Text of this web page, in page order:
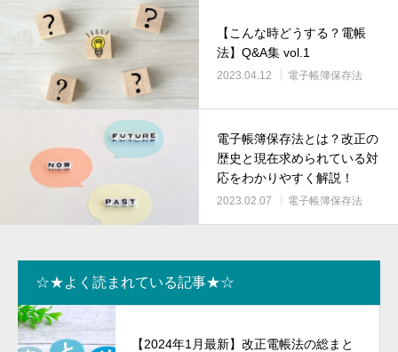
【こんな時どうする？電帳
法】Q&A集 vol.1
2023.04.12 電子帳簿保存法
電子帳簿保存法とは？改正の
歴史と現在求められている対
応をわかりやすく解説！
2023.02.07 電子帳簿保存法
☆★よく読まれている記事★☆
【2024年1月最新】改正電帳法の総まと